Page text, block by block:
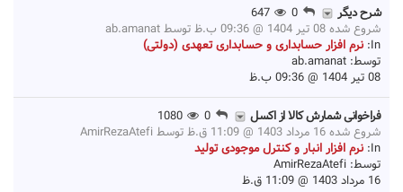
شرح دیگر
647
شروع شده 08 تیر 1404 @ 09:36 ب.ظ توسط
ab.amanat
In: نرم افزار حسابداری و حسابداری تعهدی (دولتی)
توسط: ab.amanat
08 تیر 1404 @ 09:36 ب.ظ
فراخوانی شمارش کالا از اکسل
1080
شروع شده 16 مرداد 1403 @ 11:09 ق.ظ توسط
AmirRezaAtefi
In: نرم افزار انبار و کنترل موجودی تولید
توسط: AmirRezaAtefi
16 مرداد 1403 @ 11:09 ق.ظ